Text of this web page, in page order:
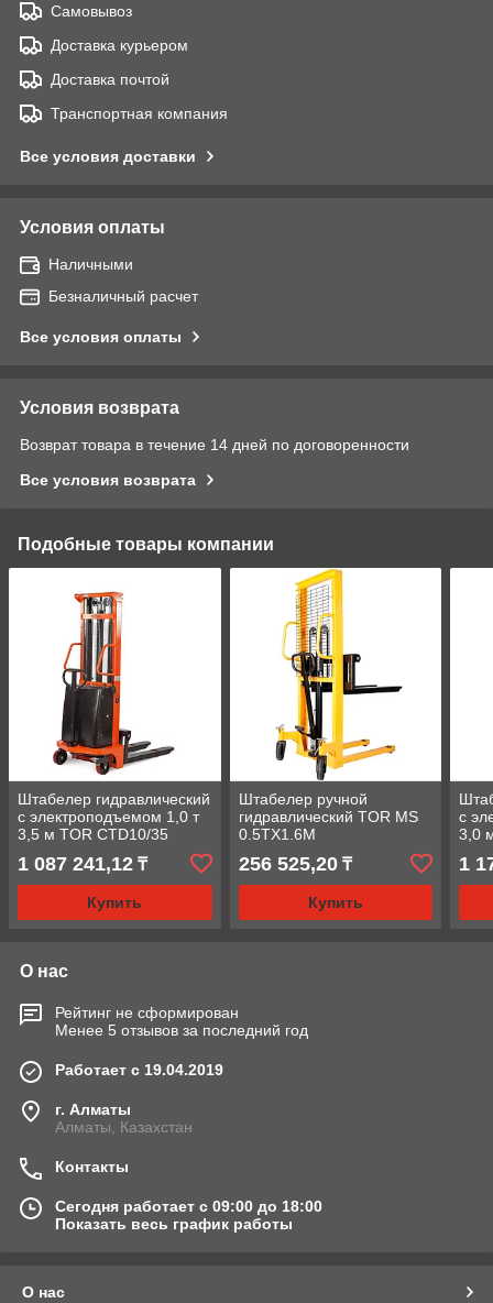
Самовывоз
Доставка курьером
Доставка почтой
Транспортная компания
Все условия доставки
Условия оплаты
Наличными
Безналичный расчет
Все условия оплаты
Условия возврата
Возврат товара в течение 14 дней по договоренности
Все условия возврата
Подобные товары компании
Штабелер гидравлический
с электроподъемом 1,0 т
3,5 м TOR CTD10/35
1 087 241,12 ₸
Купить
Штабелер ручной
гидравлический TOR MS
0.5TX1.6M
256 525,20₸
Купить
с
3,0
1
О нас
Рейтинг не сформирован
Менее 5 отзывов за последний год
Работает с 19.04.2019
г. Алматы
Алматы, Казахстан
Контакты
Сегодня работает с 09:00 до 18:00
Показать весь график работы
О нас